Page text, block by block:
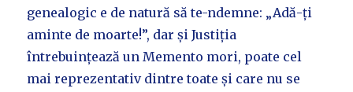
genealogic e de natură să te-ndemne: „Adă-ți
aminte de moarte!”, dar și Justiția
întrebuințează un Memento mori, poate cel
mai reprezentativ dintre toate și care nu se